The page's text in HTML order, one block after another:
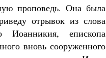
проповедь. Она была
отрывок из слова
Иоанникия, епископа
вновь сооруженного